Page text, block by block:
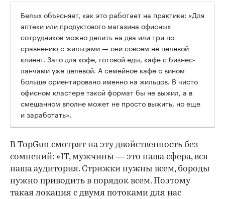
Белых объясняет, как это работает на практике: «Для
аптеки или продуктового магазина офисных
сотрудников можно делить на два или три по
сравнению с жильцами — они совсем не целевой
клиент. Зато для кофе, готовой еды, кафе с бизнес-
ланчами уже целевой. А семейное кафе с вином
больше ориентировано именно на жильцов. В чисто
офисном кластере такой формат бы не выжил, а в
смешанном вполне может не просто выжить, но еще
и заработать».
В TopGun смотрят на эту двойственность без
сомнений: «IT, мужчины — это наша сфера, вся
наша аудитория. Стрижки нужны всем, бороды
нужно приводить в порядок всем. Поэтому
такая локация с двумя потоками для нас